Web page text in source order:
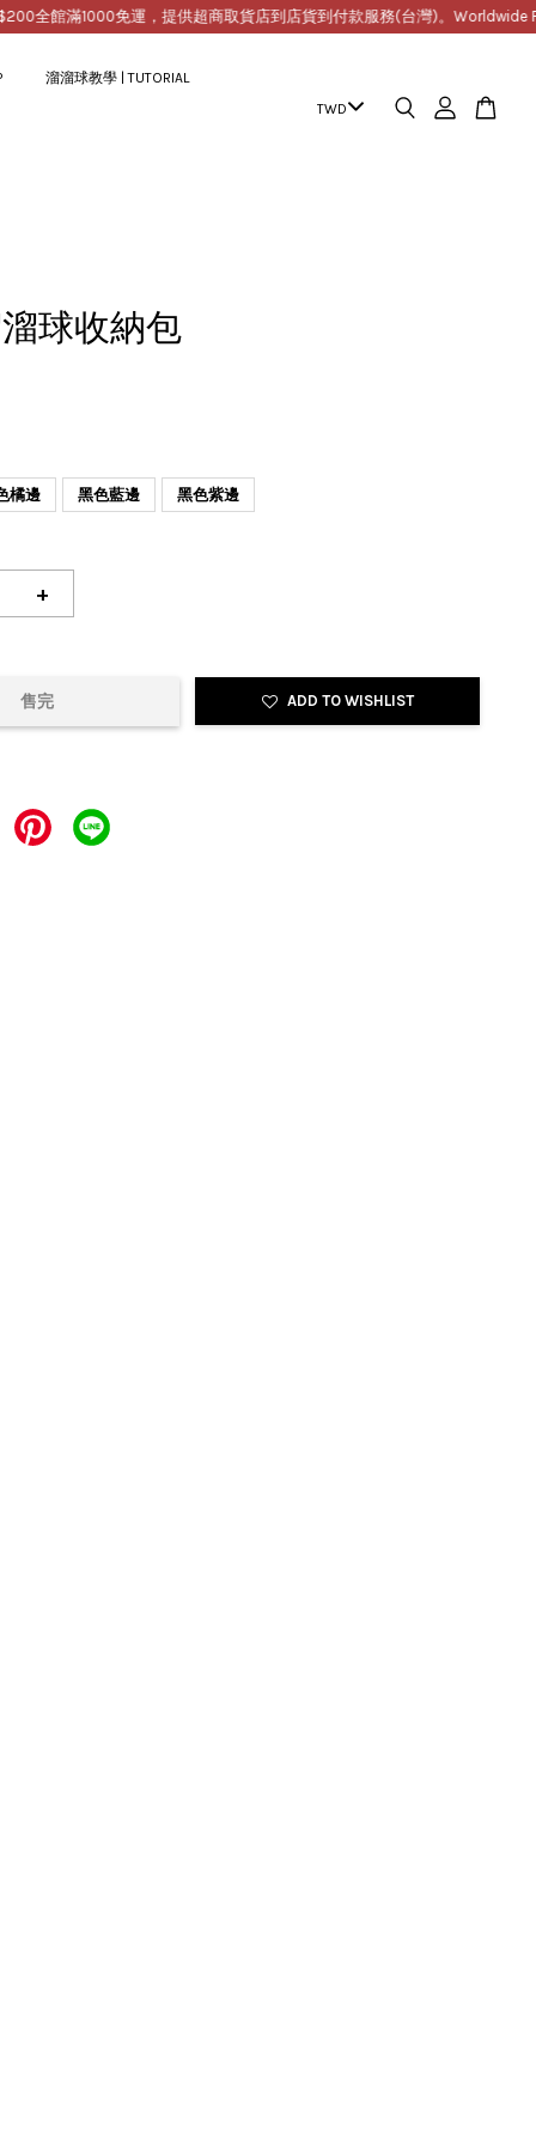
全館滿1000免運，提供超商取貨店到店貨到付款服務(台灣)。Worldwide
溜溜球教學 | TUTORIAL
球收納包
橘邊 黑色藍邊 黑色紫邊
+
售完 ADD TO WISHLIST